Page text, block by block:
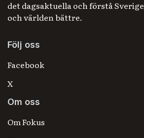
det dagsaktuella och förstå Sverige
och världen bättre.
Följ oss
Facebook
X
Om oss
Om Fokus